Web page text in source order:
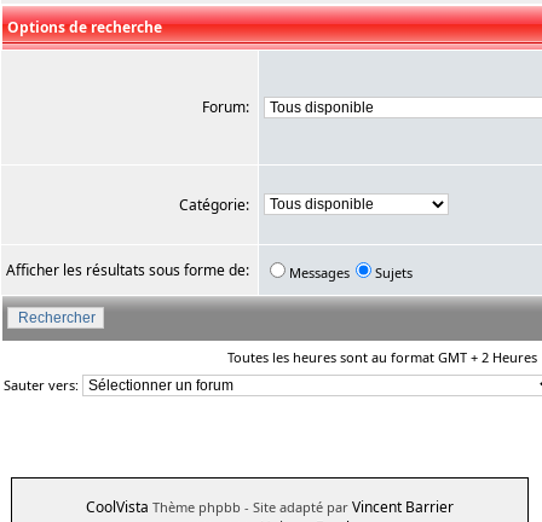
Options de recherche
Forum:
Catégorie:
Afficher les résultats sous forme de: Messages Sujets
Toutes les heures sont au format GMT + 2 Heures
Sauter vers:
CoolVista Thème phpbb - Site adapté par Vincent Barrier